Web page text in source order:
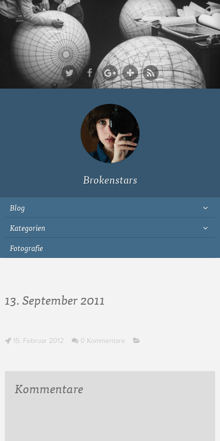
Ich bin Fyn,
23, und
wohne in
Köln
Brokenstars
Blog
Kategorien
Fotografie
13. September 2011
15. Februar 2012 0 Kommentare
Kommentare